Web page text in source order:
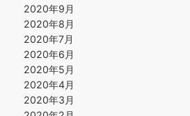
2020年9月
2020年8月
2020年7月
2020年6月
2020年5月
2020年4月
2020年3月